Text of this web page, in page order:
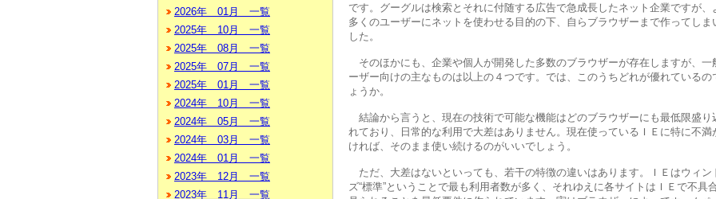
2026年 01月 一覧
2025年 10月 一覧
2025年 08月 一覧
2025年 07月 一覧
2025年 01月 一覧
2024年 10月 一覧
2024年 05月 一覧
2024年 03月 一覧
2024年 01月 一覧
2023年 12月 一覧
2023年 11月 一覧
です。グーグルは検索とそれに付随する広告で急成長したネット企業ですが、
多くのユーザーにネットを使わせる目的の下、自らブラウザーまで作ってしま
した。
そのほかにも、企業や個人が開発した多数のブラウザーが存在しますが、一
ーザー向けの主なものは以上の４つです。では、このうちどれが優れているの
ょうか。
結論から言うと、現在の技術で可能な機能はどのブラウザーにも最低限盛り
れており、日常的な利用で大差はありません。現在使っているＩＥに特に不満
ければ、そのまま使い続けるのがいいでしょう。
ただ、大差はないといっても、若干の特徴の違いはあります。ＩＥはウィン
ズ“標準”ということで最も利用者数が多く、それゆえに各サイトはＩＥで不具